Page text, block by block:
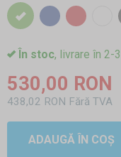
În stoc, livrare în 2-
530,00 RON
438,02 RON Fără TVA
ADAUGĂ ÎN COȘ